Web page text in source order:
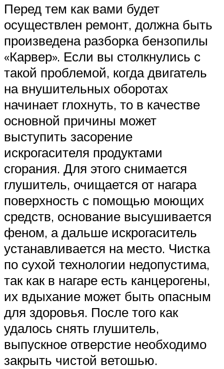
Перед тем как вами будет
осуществлен ремонт, должна быть
произведена разборка бензопилы
«Карвер». Если вы столкнулись с
такой проблемой, когда двигатель
на внушительных оборотах
начинает глохнуть, то в качестве
основной причины может
выступить засорение
искрогасителя продуктами
сгорания. Для этого снимается
глушитель, очищается от нагара
поверхность с помощью моющих
средств, основание высушивается
феном, а дальше искрогаситель
устанавливается на место. Чистка
по сухой технологии недопустима,
так как в нагаре есть канцерогены,
их вдыхание может быть опасным
для здоровья. После того как
удалось снять глушитель,
выпускное отверстие необходимо
закрыть чистой ветошью.